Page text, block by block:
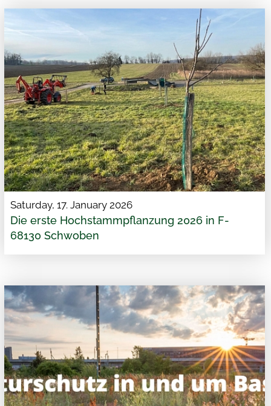
Saturday, 17. January 2026
Die erste Hochstammpflanzung 2026 in F-
68130 Schwoben